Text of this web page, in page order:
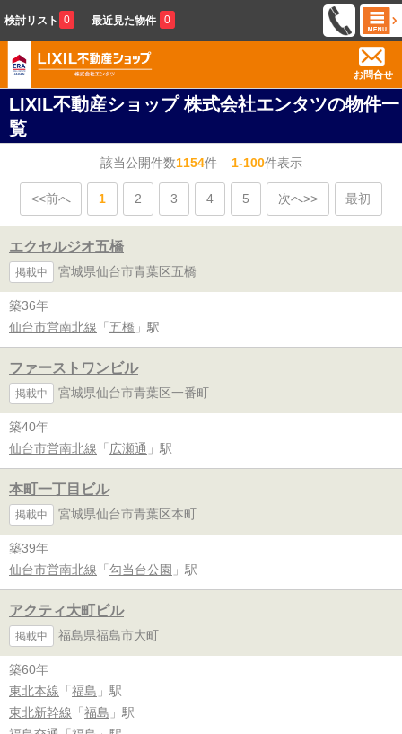
検討リスト 0 最近見た物件 0
お問合せ
LIXIL不動産ショップ 株式会社エンタツの物件一
覧
該当公開件数1154件1-100件表示
<<前へ 1 2 3 4 5 次へ>> 最初
エクセルジオ五橋
掲載中 宮城県仙台市青葉区五橋
築36年
仙台市営南北線 「 五橋 」駅
ファーストワンビル
掲載中 宮城県仙台市青葉区一番町
築40年
仙台市営南北線 「 広瀬通 」駅
本町一丁目ビル
掲載中 宮城県仙台市青葉区本町
築39年
仙台市営南北線 「 勾当台公園 」駅
アクティ大町ビル
掲載中 福島県福島市大町
築60年
東北本線 「 福島 」駅
東北新幹線 「 福島 」駅